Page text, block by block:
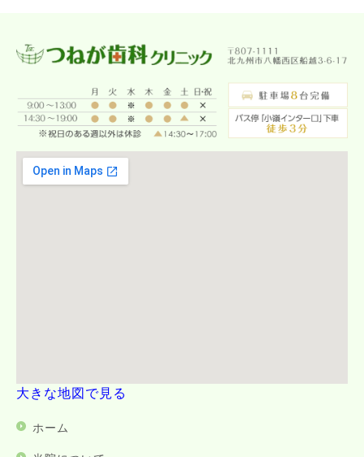
大きな地図で見る
ホーム